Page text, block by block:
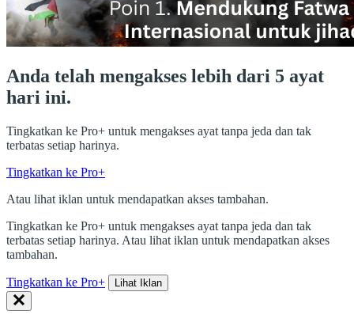
Anda telah mengakses lebih dari 5 ayat
hari ini.
Tingkatkan ke Pro+ untuk mengakses ayat tanpa jeda dan tak
terbatas setiap harinya.
Tingkatkan ke Pro+
Atau lihat iklan untuk mendapatkan akses tambahan.
Tingkatkan ke Pro+ untuk mengakses ayat tanpa jeda dan tak
terbatas setiap harinya. Atau lihat iklan untuk mendapatkan akses
tambahan.
Tingkatkan ke Pro+ Lihat Iklan